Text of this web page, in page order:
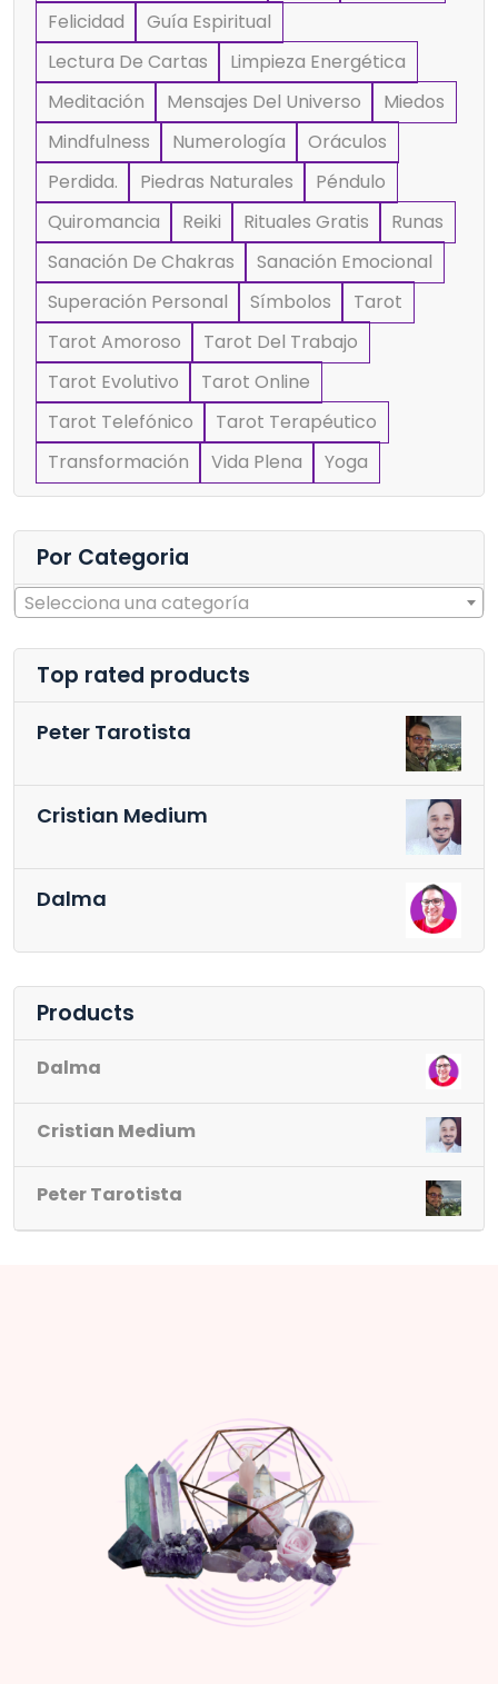
Felicidad
Guía Espiritual
Lectura De Cartas
Limpieza Energética
Meditación
Mensajes Del Universo
Miedos
Mindfulness
Numerología
Oráculos
Perdida.
Piedras Naturales
Péndulo
Quiromancia
Reiki Rituales Gratis
Runas
Sanación De Chakras
Sanación Emocional
Superación Personal
Símbolos
Tarot
Tarot Amoroso
Tarot Del Trabajo
Tarot Evolutivo
Tarot Online
Tarot Telefónico
Tarot Terapéutico
Transformación
Vida Plena Yoga
Por Categoria
Selecciona una categoría
Top rated products
Peter Tarotista
Cristian Medium
Dalma
Products
Dalma
Cristian Medium
Peter Tarotista